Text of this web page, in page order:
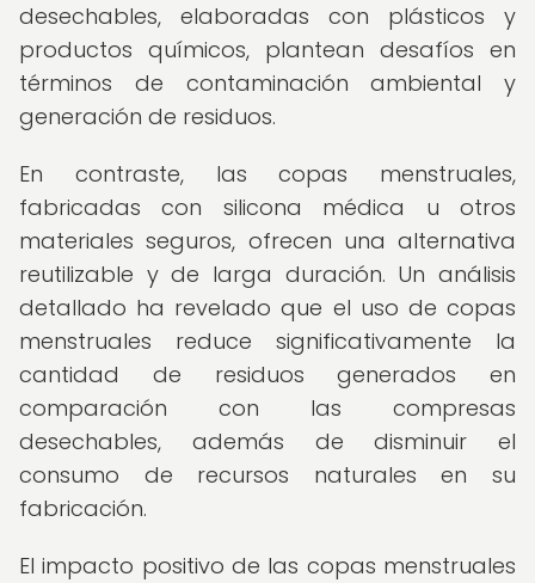
desechables, elaboradas con plásticos y
productos químicos, plantean desafíos en
términos de contaminación ambiental y
generación de residuos.
En contraste, las copas menstruales,
fabricadas con silicona médica u otros
materiales seguros, ofrecen una alternativa
reutilizable y de larga duración. Un análisis
detallado ha revelado que el uso de copas
menstruales reduce significativamente la
cantidad de residuos generados en
comparación con las compresas
desechables, además de disminuir el
consumo de recursos naturales en su
fabricación.
El impacto positivo de las copas menstruales